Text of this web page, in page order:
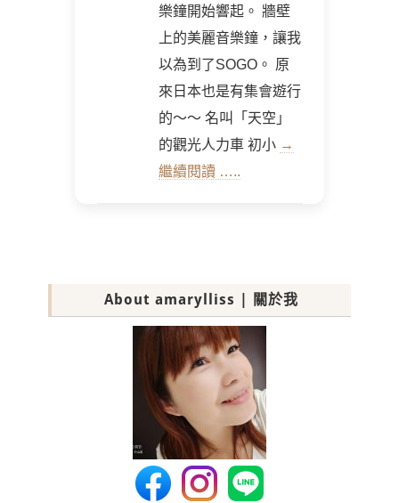
樂鐘開始響起。 牆壁
上的美麗音樂鐘，讓我
以為到了SOGO。 原
來日本也是有集會遊行
的～～ 名叫「天空」
的觀光人力車 初小 →
繼續閱讀 …..
About amarylliss | 關於我